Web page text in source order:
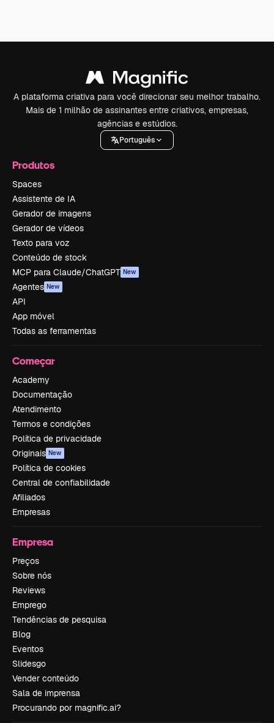
A plataforma criativa para você direcionar seu melhor trabalho.
Mais de 1 milhão de assinantes entre criativos, empresas,
agências e estúdios.
Português
Produtos
Spaces
Assistente de IA
Gerador de imagens
Gerador de vídeos
Texto para voz
Conteúdo de stock
MCP para Claude/ChatGPT New
Agentes New
API
App móvel
Todas as ferramentas
Começar
Academy
Documentação
Atendimento
Termos e condições
Política de privacidade
Originais New
Política de cookies
Central de confiabilidade
Afiliados
Empresas
Empresa
Preços
Sobre nós
Reviews
Emprego
Tendências de pesquisa
Blog
Eventos
Slidesgo
Vender conteúdo
Sala de imprensa
Procurando por magnific.ai?